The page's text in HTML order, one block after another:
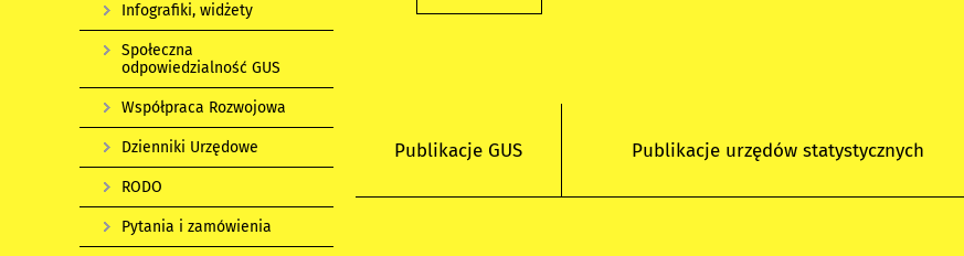
Publikacje GUS Publikacje urzędów statystycznych
Infografiki, widżety
Społeczna
odpowiedzialność GUS
Współpraca Rozwojowa
Dzienniki Urzędowe
RODO
Pytania i zamówienia